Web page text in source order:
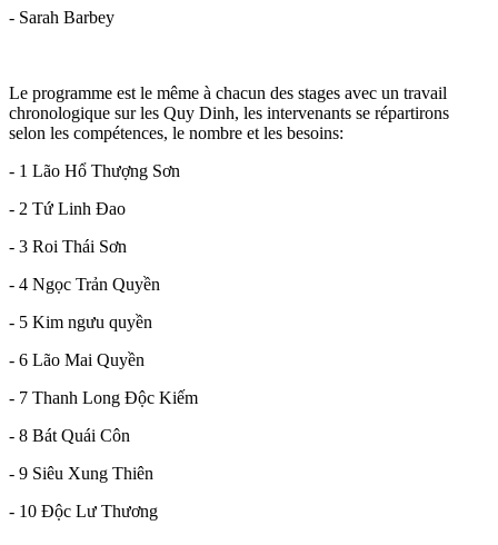
- Sarah Barbey
Le programme est le même à chacun des stages avec un travail
chronologique sur les Quy Dinh, les intervenants se répartirons
selon les compétences, le nombre et les besoins:
- 1 Lão Hổ Thượng Sơn
- 2 Tứ Linh Đao
- 3 Roi Thái Sơn
- 4 Ngọc Trản Quyền
- 5 Kim ngưu quyền
- 6 Lão Mai Quyền
- 7 Thanh Long Độc Kiếm
- 8 Bát Quái Côn
- 9 Siêu Xung Thiên
- 10 Độc Lư Thương